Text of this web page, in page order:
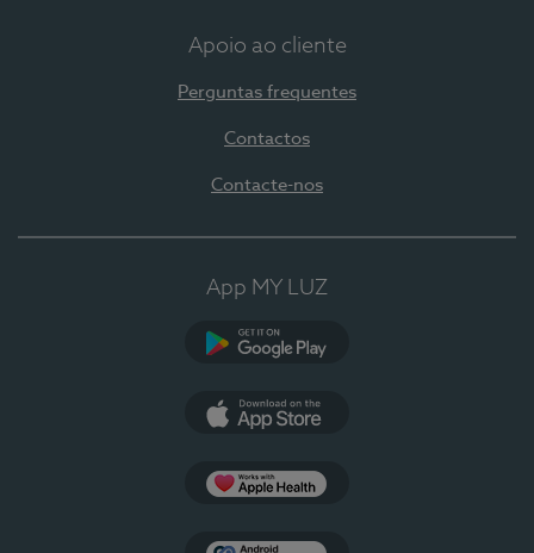
Apoio ao cliente
Perguntas frequentes
Contactos
Contacte-nos
App MY LUZ